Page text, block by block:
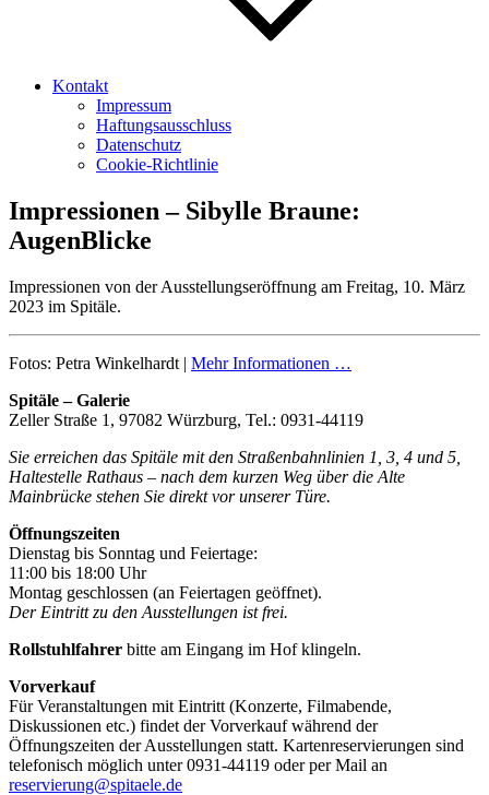
Kontakt
Impressum
Haftungsausschluss
Datenschutz
Cookie-Richtlinie
Impressionen – Sibylle Braune:
AugenBlicke
Impressionen von der Ausstellungseröffnung am Freitag, 10. März
2023 im Spitäle.
Fotos: Petra Winkelhardt | Mehr Informationen …
Spitäle – Galerie
Zeller Straße 1, 97082 Würzburg, Tel.: 0931-44119
Sie erreichen das Spitäle mit den Straßenbahnlinien 1, 3, 4 und 5,
Haltestelle Rathaus – nach dem kurzen Weg über die Alte
Mainbrücke stehen Sie direkt vor unserer Türe.
Öffnungszeiten
Dienstag bis Sonntag und Feiertage:
11:00 bis 18:00 Uhr
Montag geschlossen (an Feiertagen geöffnet).
Der Eintritt zu den Ausstellungen ist frei.
Rollstuhlfahrer bitte am Eingang im Hof klingeln.
Vorverkauf
Für Veranstaltungen mit Eintritt (Konzerte, Filmabende,
Diskussionen etc.) findet der Vorverkauf während der
Öffnungszeiten der Ausstellungen statt. Kartenreservierungen sind
telefonisch möglich unter 0931-44119 oder per Mail an
reservierung@spitaele.de